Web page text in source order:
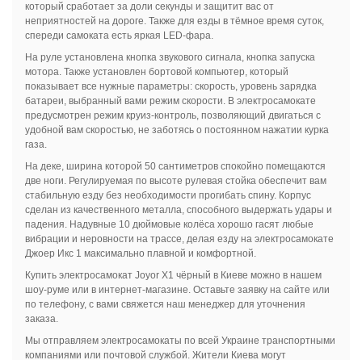
который сработает за доли секунды и защитит вас от
неприятностей на дороге. Также для езды в тёмное время суток,
спереди самоката есть яркая LED-фара.
На руле установлена кнопка звукового сигнала, кнопка запуска
мотора. Также установлен бортовой компьютер, который
показывает все нужные параметры: скорость, уровень зарядка
батареи, выбранный вами режим скорости. В электросамокате
предусмотрен режим круиз-контроль, позволяющий двигаться с
удобной вам скоростью, не заботясь о постоянном нажатии курка
газа.
На деке, ширина которой 50 сантиметров спокойно помещаются
две ноги. Регулируемая по высоте рулевая стойка обеспечит вам
стабильную езду без необходимости прогибать спину. Корпус
сделан из качественного металла, способного выдержать удары и
падения. Надувные 10 дюймовые колёса хорошо гасят любые
вибрации и неровности на трассе, делая езду на электросамокате
Джоер Икс 1 максимально плавной и комфортной.
Купить электросамокат Joyor X1 чёрный в Киеве можно в нашем
шоу-руме или в интернет-магазине. Оставьте заявку на сайте или
по телефону, с вами свяжется наш менеджер для уточнения
заказа.
Мы отправляем электросамокаты по всей Украине транспортными
компаниями или почтовой службой. Жители Киева могут